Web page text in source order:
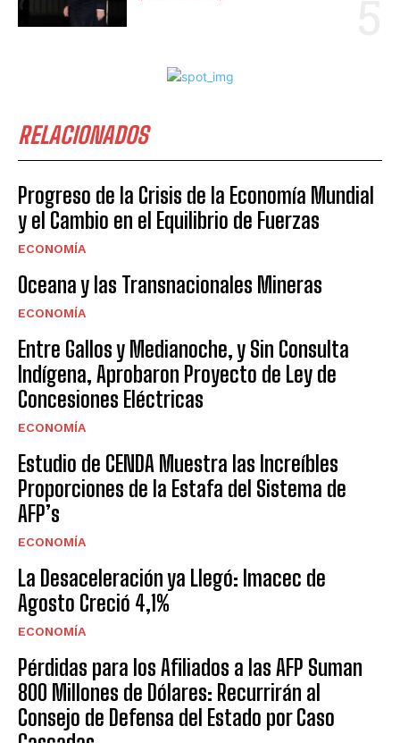
RELACIONADOS
Progreso de la Crisis de la Economía Mundial
y el Cambio en el Equilibrio de Fuerzas
ECONOMÍA
Oceana y las Transnacionales Mineras
ECONOMÍA
Entre Gallos y Medianoche, y Sin Consulta
Indígena, Aprobaron Proyecto de Ley de
Concesiones Eléctricas
ECONOMÍA
Estudio de CENDA Muestra las Increíbles
Proporciones de la Estafa del Sistema de
AFP’s
ECONOMÍA
La Desaceleración ya Llegó: Imacec de
Agosto Creció 4,1%
ECONOMÍA
Pérdidas para los Afiliados a las AFP Suman
800 Millones de Dólares: Recurrirán al
Consejo de Defensa del Estado por Caso